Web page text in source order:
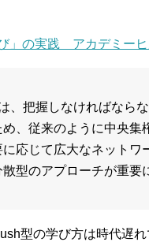
」の実践 アカデミー
、把握しなければなら
、従来のように中央集
応じて広大なネットワ
型のアプローチが重要
型の学び方は時代遅